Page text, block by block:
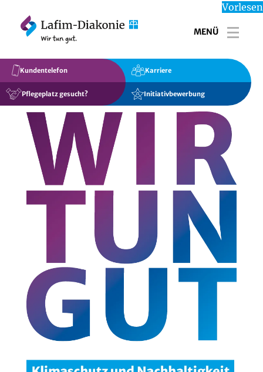
Vorlesen
MENÜ
Kundentelefon
Pflegeplatz gesucht?
Karriere
Initiativbewerbung